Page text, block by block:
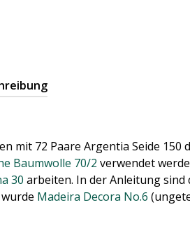
mit 72 Paare Argentia Seide 150
Baumwolle 70/2 verwendet
30 arbeiten. In der Anleitung sind
Madeira Decora No.6